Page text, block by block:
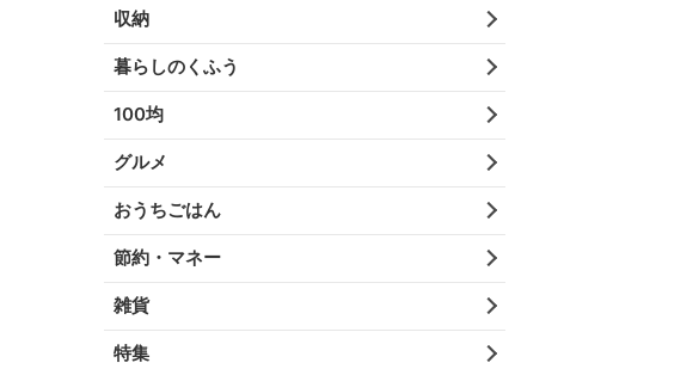
収納
暮らしのくふう
100均
グルメ
おうちごはん
節約・マネー
雑貨
特集